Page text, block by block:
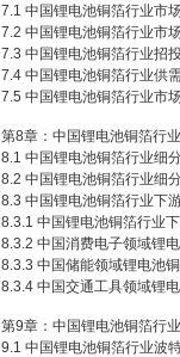
7.1 中国锂电池铜箔行业市
7.2 中国锂电池铜箔行业市
7.3 中国锂电池铜箔行业招
7.4 中国锂电池铜箔行业供
7.5 中国锂电池铜箔行业市
第8章：中国锂电池铜箔行
8.1 中国锂电池铜箔行业细
8.2 中国锂电池铜箔行业细
8.3 中国锂电池铜箔行业下
8.3.1 中国锂电池铜箔行业
8.3.2 中国消费电子领域锂
8.3.3 中国储能领域锂电池
8.3.4 中国交通工具领域锂
第9章：中国锂电池铜箔行
9.1 中国锂电池铜箔行业波